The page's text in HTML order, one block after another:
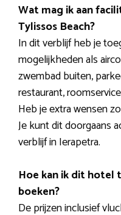
Wat mag ik aan
Tylissos Beach?
In dit verblijf heb je
mogelijkheden als
zwembad buiten,
restaurant,
Heb je extra wensen
Je kunt dit doorgaans
verblijf in Ierapetra.
Hoe kan ik dit hotel
boeken?
De prijzen inclusief